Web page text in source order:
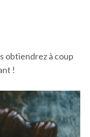
obtiendrez à coup
!